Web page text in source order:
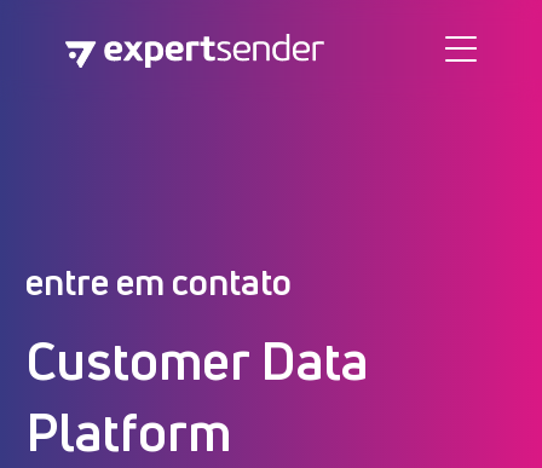
entre em contato
Customer Data
Platform